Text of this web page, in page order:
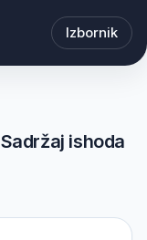
Izbornik
Sadržaj ishoda